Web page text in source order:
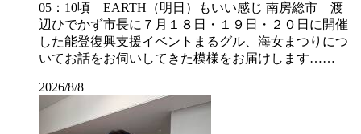
05：10頃 EARTH（明日）もいい感じ 南房総市 渡
辺ひでかず市長に７月１８日・１９日・２０日に開催
した能登復興支援イベントまるグル、海女まつりにつ
いてお話をお伺いしてきた模様をお届けします……
2026/8/8